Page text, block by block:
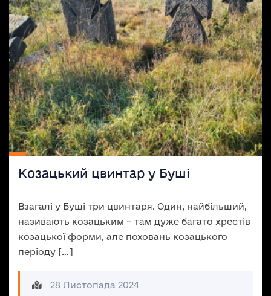
Козацький цвинтар у Буші
Взагалі у Буші три цвинтаря. Один, найбільший,
називають козацьким – там дуже багато хрестів
козацької форми, але поховань козацького
періоду […]
28 Листопада 2024